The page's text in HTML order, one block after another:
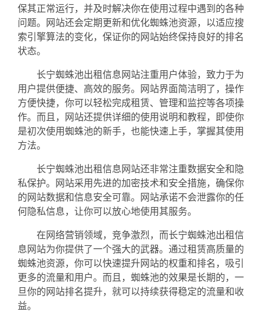
保其正常运行，并及时解决你在使用过程中遇到的各种
问题。网站还会定期更新和优化蜘蛛池资源，以适应搜
索引擎算法的变化，保证你的网站始终保持良好的排名
状态。
长宁蜘蛛池出租信息网站注重用户体验，致力于为
用户提供便捷、高效的服务。网站界面简洁明了，操作
方便快捷，你可以轻松完成租赁、管理和监控等各项操
作。而且，网站还提供详细的使用说明和教程，即使你
是初次使用蜘蛛池的新手，也能快速上手，掌握其使用
方法。
长宁蜘蛛池出租信息网站还非常注重数据安全和隐
私保护。网站采用先进的加密技术和安全措施，确保你
的网站数据和信息安全可靠。网站承诺不会泄露你的任
何隐私信息，让你可以放心地使用其服务。
在网络营销领域，竞争激烈，而长宁蜘蛛池出租信
息网站为你提供了一个强大的武器。通过租赁高质量的
蜘蛛池资源，你可以快速提升网站的权重和排名，吸引
更多的流量和用户。而且，蜘蛛池的效果是长期的，一
旦你的网站排名提升，就可以持续获得稳定的流量和收
益。